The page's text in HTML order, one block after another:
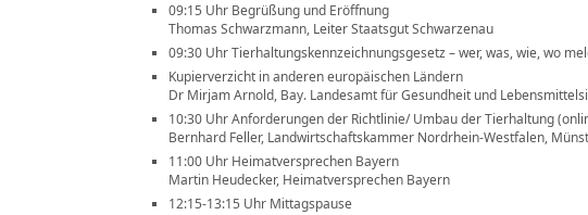
09:15 Uhr Begrüßung und Eröffnung
Thomas Schwarzmann, Leiter Staatsgut Schwarzenau
09:30 Uhr Tierhaltungskennzeichnungsgesetz – wer, was, wie, wo
Kupierverzicht in anderen europäischen Ländern
Dr Mirjam Arnold, Bay. Landesamt für Gesundheit und
10:30 Uhr Anforderungen der Richtlinie/ Umbau der Tierhaltung
Bernhard Feller, Landwirtschaftskammer Nordrhein-Westfalen,
11:00 Uhr Heimatversprechen Bayern
Martin Heudecker, Heimatversprechen Bayern
12:15-13:15 Uhr Mittagspause